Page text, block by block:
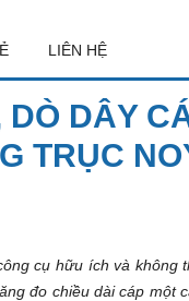
LIÊN HỆ
DÂY
TRỤC
cụ hữu ích và không
đo chiều dài cáp một